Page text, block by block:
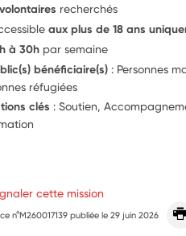
recherchés
aux plus de 18 ans
à 30h par semaine
bénéficiaire(s) : Personnes
réfugiées
clés : Soutien,
cette mission
n°M260017139 publiée le29 juin 2026